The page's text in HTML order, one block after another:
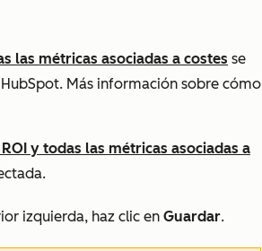
las métricas asociadas a costes se
Más información sobre cómo
y todas las métricas asociadas a
izquierda, haz clic en Guardar.